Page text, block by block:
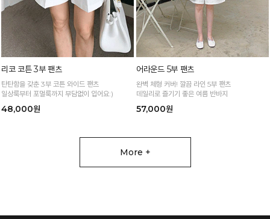
리코 코튼 3부 팬츠
탄탄함을 갖춘 3부 코튼 와이드 팬츠
일상룩부터 포멀룩까지 부담없이 입어요:)
48,000원
어라운드 5부 팬츠
완벽 체형 커버! 깔끔 라인 5부 팬츠
데일리로 즐기기 좋은 여름 반바지
57,000원
More +